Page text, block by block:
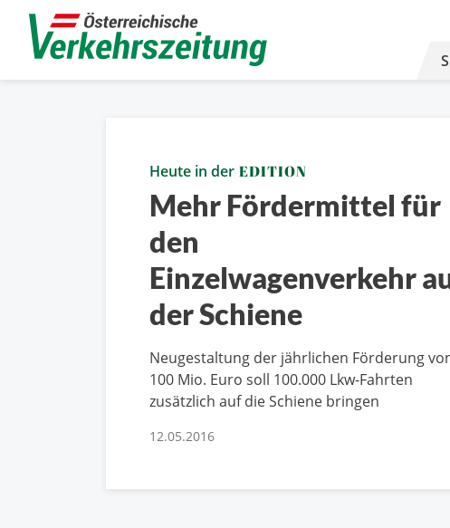
Heute in der EDITION
Mehr Fördermittel für
den
Einzelwagenverkehr
der Schiene
Neugestaltung der jährlichen Förderung
100 Mio. Euro soll 100.000 Lkw-Fahrten
zusätzlich auf die Schiene bringen
12.05.2016